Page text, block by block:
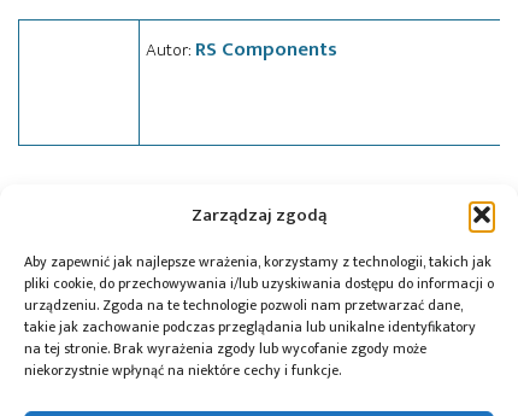
Zarządzaj zgodą
Aby zapewnić jak najlepsze wrażenia, korzystamy z technologii, takich jak
pliki cookie, do przechowywania i/lub uzyskiwania dostępu do informacji o
urządzeniu. Zgoda na te technologie pozwoli nam przetwarzać dane,
takie jak zachowanie podczas przeglądania lub unikalne identyfikatory
na tej stronie. Brak wyrażenia zgody lub wycofanie zgody może
niekorzystnie wpłynąć na niektóre cechy i funkcje.
Autor: RS Components
, RS Components
Przeczytaj również: